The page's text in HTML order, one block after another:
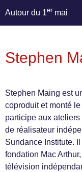
Autour du 1er mai
Stephen
Stephen Maing est
coproduit et monté
participe aux
de réalisateur
Sundance Institute.
fondation Mac
télévision